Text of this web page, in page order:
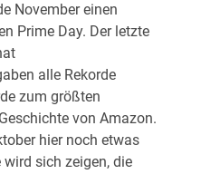
November einen
Prime Day. Der letzte
alle Rekorde
zum größten
von Amazon.
hier noch etwas
sich zeigen, die